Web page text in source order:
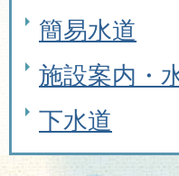
簡易水道
施設案内・
下水道